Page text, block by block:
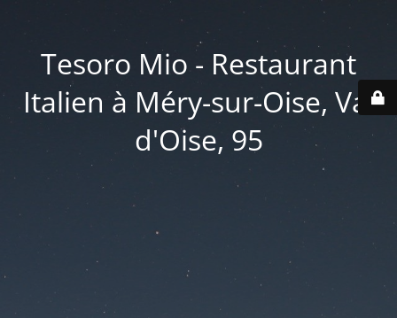
Tesoro Mio - Restaurant
Italien à Méry-sur-Oise, Val
d'Oise, 95